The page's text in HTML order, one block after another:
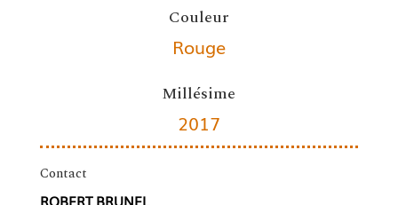
Couleur
Rouge
Millésime
2017
Contact
ROBERT BRUNEL